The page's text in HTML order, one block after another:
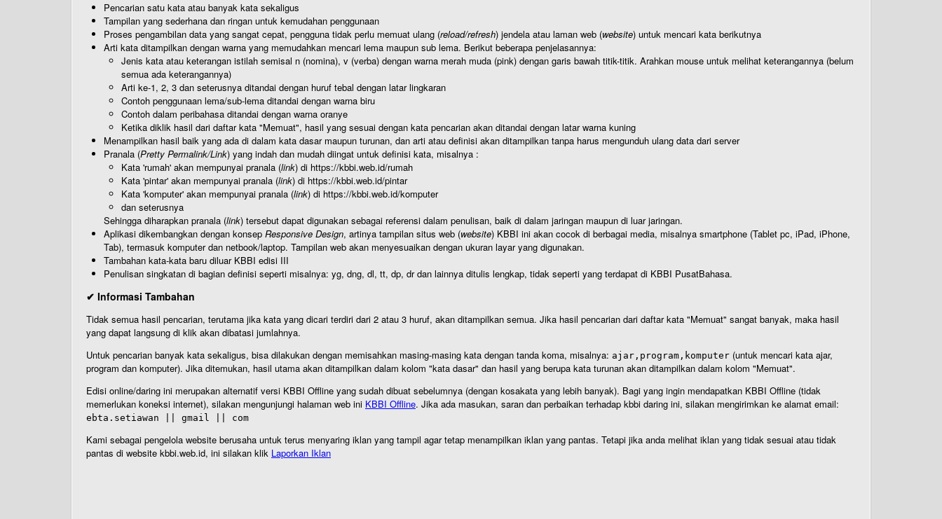
Pencarian satu kata atau banyak kata sekaligus
Tampilan yang sederhana dan ringan untuk kemudahan penggunaan
Proses pengambilan data yang sangat cepat, pengguna tidak perlu memuat ulang (reload/refresh) jendela atau laman web (website) untuk mencari kata berikutnya
Arti kata ditampilkan dengan warna yang memudahkan mencari lema maupun sub lema. Berikut beberapa penjelasannya:
Jenis kata atau keterangan istilah semisal n (nomina), v (verba) dengan warna merah muda (pink) dengan garis bawah titik-titik. Arahkan mouse untuk melihat keterangannya (belum
semua ada keterangannya)
Arti ke-1, 2, 3 dan seterusnya ditandai dengan huruf tebal dengan latar lingkaran
Contoh penggunaan lema/sub-lema ditandai dengan warna biru
Contoh dalam peribahasa ditandai dengan warna oranye
Ketika diklik hasil dari daftar kata "Memuat", hasil yang sesuai dengan kata pencarian akan ditandai dengan latar warna kuning
Menampilkan hasil baik yang ada di dalam kata dasar maupun turunan, dan arti atau definisi akan ditampilkan tanpa harus mengunduh ulang data dari server
Pranala (Pretty Permalink/Link) yang indah dan mudah diingat untuk definisi kata, misalnya :
Kata 'rumah' akan mempunyai pranala (link) di https://kbbi.web.id/rumah
Kata 'pintar' akan mempunyai pranala (link) di https://kbbi.web.id/pintar
Kata 'komputer' akan mempunyai pranala (link) di https://kbbi.web.id/komputer
dan seterusnya
Sehingga diharapkan pranala (link) tersebut dapat digunakan sebagai referensi dalam penulisan, baik di dalam jaringan maupun di luar jaringan.
Aplikasi dikembangkan dengan konsep Responsive Design, artinya tampilan situs web (website) KBBI ini akan cocok di berbagai media, misalnya smartphone (Tablet pc, iPad, iPhone,
Tab), termasuk komputer dan netbook/laptop. Tampilan web akan menyesuaikan dengan ukuran layar yang digunakan.
Tambahan kata-kata baru diluar KBBI edisi III
Penulisan singkatan di bagian definisi seperti misalnya: yg, dng, dl, tt, dp, dr dan lainnya ditulis lengkap, tidak seperti yang terdapat di KBBI PusatBahasa.
✔ Informasi Tambahan
Tidak semua hasil pencarian, terutama jika kata yang dicari terdiri dari 2 atau 3 huruf, akan ditampilkan semua. Jika hasil pencarian dari daftar kata "Memuat" sangat banyak, maka hasil
yang dapat langsung di klik akan dibatasi jumlahnya.
Untuk pencarian banyak kata sekaligus, bisa dilakukan dengan memisahkan masing-masing kata dengan tanda koma, misalnya: ajar,program,komputer (untuk mencari kata ajar,
program dan komputer). Jika ditemukan, hasil utama akan ditampilkan dalam kolom "kata dasar" dan hasil yang berupa kata turunan akan ditampilkan dalam kolom "Memuat".
Edisi online/daring ini merupakan alternatif versi KBBI Offline yang sudah dibuat sebelumnya (dengan kosakata yang lebih banyak). Bagi yang ingin mendapatkan KBBI Offline (tidak
memerlukan koneksi internet), silakan mengunjungi halaman web ini KBBI Offline. Jika ada masukan, saran dan perbaikan terhadap kbbi daring ini, silakan mengirimkan ke alamat email:
ebta.setiawan || gmail || com
Kami sebagai pengelola website berusaha untuk terus menyaring iklan yang tampil agar tetap menampilkan iklan yang pantas. Tetapi jika anda melihat iklan yang tidak sesuai atau tidak
pantas di website kbbi.web.id, ini silakan klik Laporkan Iklan